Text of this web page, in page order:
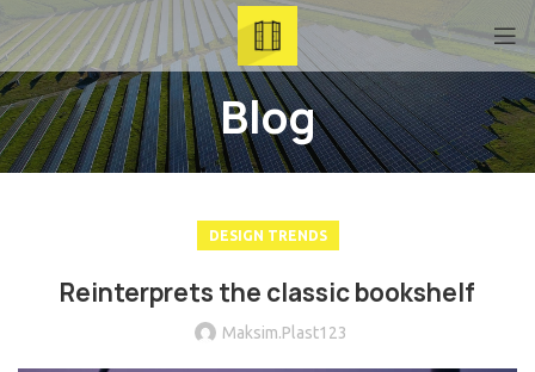
Blog
DESIGN TRENDS
Reinterprets the classic bookshelf
Maksim.Plast123